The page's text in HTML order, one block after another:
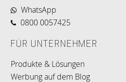
WhatsApp
0800 0057425
FÜR UNTERNEHMER
Produkte & Lösungen
Werbung auf dem Blog